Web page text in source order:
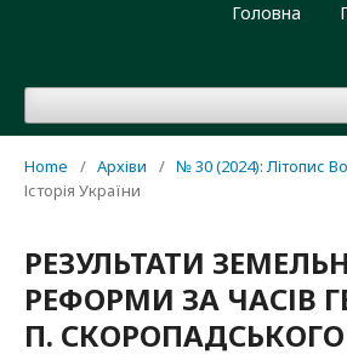
Головна
Home / Архіви / № 30 (2024): Літопис
Історія України
РЕЗУЛЬТАТИ
РЕФОРМИ ЗА ЧАСІВ
П. СКОРОПАДСЬКОГО